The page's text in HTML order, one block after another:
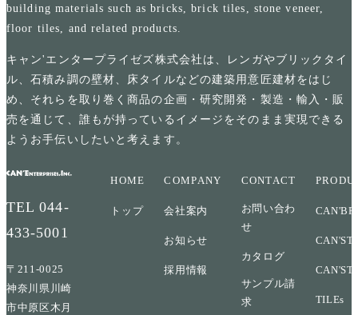
building materials such as bricks, brick tiles, stone veneer,
floor tiles, and related products.
キャン'エンタープライゼズ株式会社は、レンガやブリックタイ
ル、石積み調の壁材、床タイルなどの建築用意匠建材をはじ
め、それらを取り巻く商品の企画・研究開発・製造・輸入・販
売を通じて、誰もが持っているイメージをそのまま実現できる
ようお手伝いしたいと考えます。
TEL044-
433-5001
〒211-0025
神奈川県川崎
市中原区木月
HOME
トップ
COMPANY
会社案内
お知らせ
採用情報
CONTACT
お問い合わ
せ
カタログ
サンプル請
求
TILEs